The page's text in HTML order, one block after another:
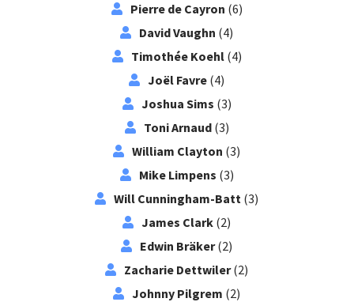
Pierre de Cayron (6)
David Vaughn (4)
Timothée Koehl(4)
Joël Favre (4)
Joshua Sims (3)
Toni Arnaud(3)
William Clayton (3)
Mike Limpens (3)
Will Cunningham-Batt (3)
James Clark (2)
Edwin Bräker(2)
Zacharie Dettwiler(2)
Johnny Pilgrem (2)